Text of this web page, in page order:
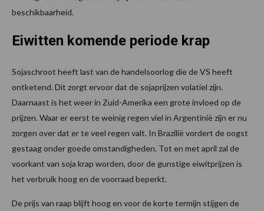
beschikbaarheid.
Eiwitten komende periode krap
Sojaschroot heeft last van de handelsoorlog die de VS heeft
ontketend. Dit zorgt ervoor dat de sojaprijzen volatiel zijn.
Daarnaast is het weer in Zuid-Amerika een grote invloed op de
prijzen. Waar er eerst te weinig regen viel in Argentinië zijn er nu
zorgen over dat er te veel regen valt. In Brazilië vordert de oogst
gestaag onder goede omstandigheden. Tot en met april zal de
voorkant van soja krap worden, door de gunstige eiwitprijzen is
het verbruik hoog en de voorraad beperkt.
De prijs van raap blijft hoog en voor de korte termijn stijgen de